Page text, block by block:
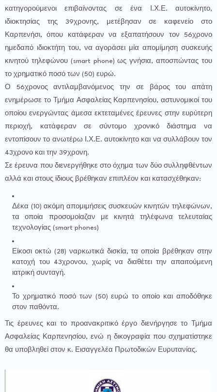
κατηγορούμενοι επιβαίνοντας σε ένα Ι.Χ.Ε. αυτοκίνητο,
ιδιοκτησίας της 39χρονης, μετέβησαν σε καφενείο στο
Καρπενήσι, όπου κατάφεραν να εξαπατήσουν τον 56χρονο
ημεδαπό ιδιοκτήτη του, να αγοράσει μία απομίμηση συσκευής
κινητού τηλεφώνου (smart phone) ως γνήσια, αποσπώντας του
το χρηματικό ποσό των (50) ευρώ.
Ο 56χρονος αντιλαμβανόμενος την σε βάρος του απάτη
ενημέρωσε το Τμήμα Ασφαλείας Καρπενησίου, αστυνομικοί του
οποίου ενεργώντας άμεσα εκτεταμένες έρευνες στην ευρύτερη
περιοχή, κατάφεραν σε σύντομο χρονικό διάστημα να
εντοπίσουν το ανωτέρω Ι.Χ.Ε. αυτοκίνητο και να συλλάβουν τον
43χρονο και την 39χρονη.
Σε έρευνα που διενεργήθηκε στο όχημα των δύο συλληφθέντων
αλλά και στους ίδιους βρέθηκαν επιπλέον και κατασχέθηκαν:
Δέκα (10) ακόμη απομιμήσεις συσκευών κινητών τηλεφώνων,
τα οποία προσομοίαζαν με κινητά τηλέφωνα τελευταίας
τεχνολογίας (smart phones)
Είκοσι οκτώ (28) ναρκωτικά δισκία, τα οποία βρέθηκαν στην
κατοχή του 43χρονου, χωρίς να διαθέτει την απαιτούμενη
ιατρική συνταγή.
Το χρηματικό ποσό των (50) ευρώ το οποίο και αποδόθηκε
στον παθόντα.
Τις έρευνες και το προανακριτικό έργο διενήργησε το Τμήμα
Ασφαλείας Καρπενησίου, ενώ η δικογραφία που σχηματίστηκε
θα υποβληθεί στον κ. Εισαγγελέα Πρωτοδικών Ευρυτανίας.